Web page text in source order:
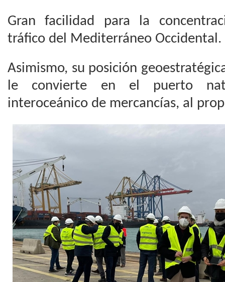
Gran facilidad para la
tráfico del Mediterráneo Occidental.
Asimismo, su posición
le convierte en el puerto
interoceánico de mercancías, al